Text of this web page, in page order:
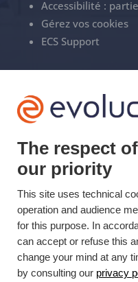
Accessibilité :
Gérez vos cookies
ECS Support
 +33(0)3 22
 LINKEDIN
The respect
our priority
This site uses technical
operation and audience
for this purpose. In
can accept or refuse this
change your mind at any
by consulting our privacy